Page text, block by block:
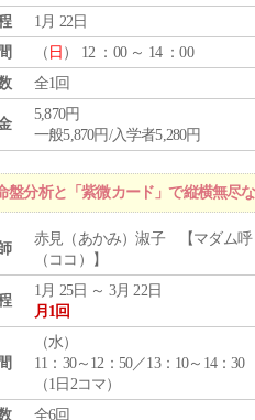
1月 22日
（ 日 ） 12 ：00 ～ 14 ：00
全1回
5,870円
一般5,870円/入学者5,280円
盤分析と「紫微カード」で縦横無尽
赤見（あかみ）淑子 【マダム呼
（ココ）】
1月 25日 ～ 3月 22日
月1回
（水）
11：30～12：50／13：10～14：30
（1日2コマ）
全6回